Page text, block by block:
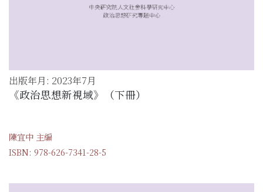
出版年月: 2023年7月
《政治思想新視域》（下冊）
陳宜中 主編
ISBN: 978-626-7341-28-5